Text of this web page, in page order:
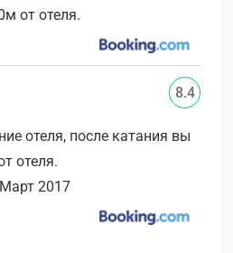
от отеля.
отеля, после катания вы
отеля.
2017
8.4